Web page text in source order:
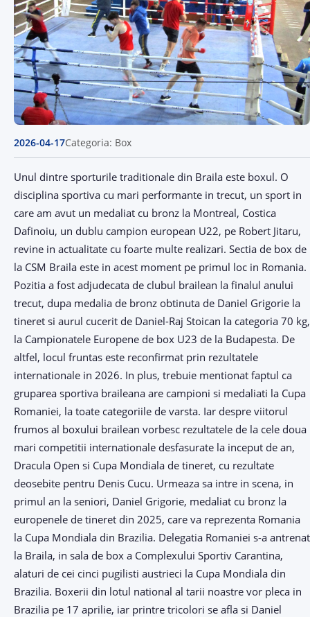
2026-04-17Categoria: Box
Unul dintre sporturile traditionale din Braila este boxul. O
disciplina sportiva cu mari performante in trecut, un sport in
care am avut un medaliat cu bronz la Montreal, Costica
Dafinoiu, un dublu campion european U22, pe Robert Jitaru,
revine in actualitate cu foarte multe realizari. Sectia de box de
la CSM Braila este in acest moment pe primul loc in Romania.
Pozitia a fost adjudecata de clubul brailean la finalul anului
trecut, dupa medalia de bronz obtinuta de Daniel Grigorie la
tineret si aurul cucerit de Daniel-Raj Stoican la categoria 70 kg,
la Campionatele Europene de box U23 de la Budapesta. De
altfel, locul fruntas este reconfirmat prin rezultatele
internationale in 2026. In plus, trebuie mentionat faptul ca
gruparea sportiva braileana are campioni si medaliati la Cupa
Romaniei, la toate categoriile de varsta. Iar despre viitorul
frumos al boxului brailean vorbesc rezultatele de la cele doua
mari competitii internationale desfasurate la inceput de an,
Dracula Open si Cupa Mondiala de tineret, cu rezultate
deosebite pentru Denis Cucu. Urmeaza sa intre in scena, in
primul an la seniori, Daniel Grigorie, medaliat cu bronz la
europenele de tineret din 2025, care va reprezenta Romania
la Cupa Mondiala din Brazilia. Delegatia Romaniei s-a antrenat
la Braila, in sala de box a Complexului Sportiv Carantina,
alaturi de cei cinci pugilisti austrieci la Cupa Mondiala din
Brazilia. Boxerii din lotul national al tarii noastre vor pleca in
Brazilia pe 17 aprilie, iar printre tricolori se afla si Daniel